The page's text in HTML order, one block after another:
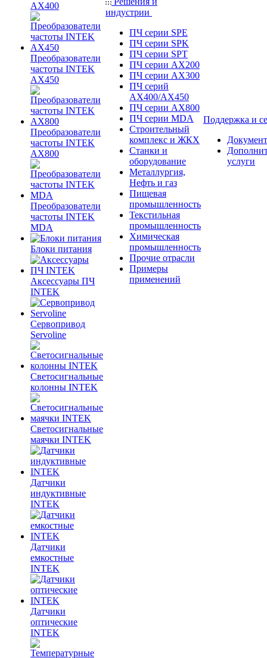
AX400
Преобразователи
частоты INTEK
AX450
Преобразователи
частоты INTEK
AX800
Преобразователи
частоты INTEK
MDA
Блоки питания
Аксессуары ПЧ
INTEK
Сервопривод
Servoline
Светосигнальные
колонны INTEK
Светосигнальные
маячки INTEK
Датчики
индуктивные
INTEK
Датчики
емкостные
INTEK
Датчики
оптические
INTEK
индустрии
ПЧ серии SPE
ПЧ серии SPK
ПЧ серии SPT
ПЧ серии AX200
ПЧ серии AX300
ПЧ серий
AX400/AX450
ПЧ серии AX800
ПЧ серии MDA
Строительный
комплекс и ЖКХ
Станки и
оборудование
Металлургия,
Нефть и газ
Пищевая
промышленность
Текстильная
промышленность
Химическая
промышленность
Прочие отрасли
Примеры
применений
Поддержка и
услуги